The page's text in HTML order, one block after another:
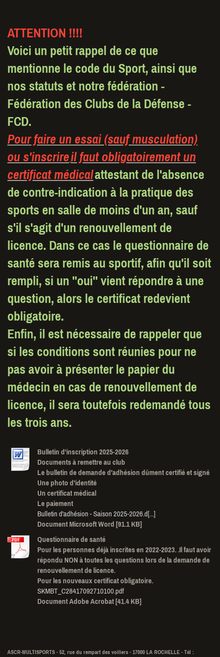
ATTENTION !!!!
Voici un petit rappel de ce que
mentionne le code du Sport, ainsi que
nos statuts et notre fédération -
Fédération des Clubs de la Défense -
FCD.
Pour faire un essai (sauf musculation)
ou s'inscrireil faut obligatoirement un
certificat médicalattestant de l'absence
de contre-indication à la pratique des
sports en salle de moins d'un an, sauf
s'il s'agit d'un renouvellement de
licence. Dans ce cas le questionnaire de
santé sera remis au sportif, afin qu'il soit
rempli, si un ''oui'' vient répondre à une
question, alors le certificat redevient
obligatoire.
Enfin, il est nécessaire de rappeler que
si les conditions sont réunies pour ne
pas avoir à présenter le papier du
médecin en cas de renouvellement de
licence, il sera toutefois redemandé tous
les trois ans.
Bulletin d'inscription 2025-2026
Documents à remettre au club
Le bulletin de demande d'adhésion dûment certifié et signé
Une photo d'identité
Un certificat médical
Le paiement
Bulletin d'adhésion - Saison 2025-2026.d[...]
Document Microsoft Word [91.1 KB]
Questionnaire de santé
Pour les personnes déjà inscrites en 2022-2023. .Il faut avoir
répondu NON à toutes les questions lors de la demande de
renouvellement de licence.
Pour les nouveaux certificat obligatoire.
SKMBT_C28417092710100.pdf
Document Adobe Acrobat [41.4 KB]
ASCR-MULTISPORTS - 52, rue du rempart des voiliers - 17000 LA ROCHELLE - Tél :